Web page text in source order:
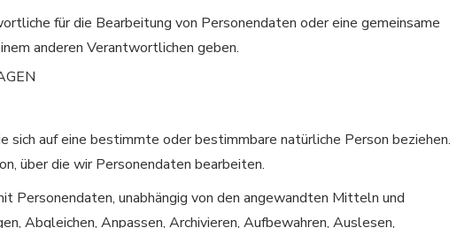
für die Bearbeitung von Personendaten oder eine gemeinsame
anderen Verantwortlichen geben.
sich auf eine bestimmte oder bestimmbare natürliche Person beziehen.
über die wir Personendaten bearbeiten.
Personendaten, unabhängig von den angewandten Mitteln und
Abgleichen, Anpassen, Archivieren, Aufbewahren, Auslesen,